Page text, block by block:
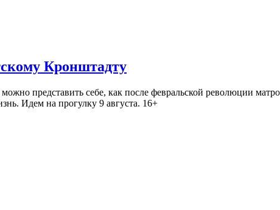
Кронштадту
представить себе, как после февральской революции
Идем на прогулку 9 августа. 16+